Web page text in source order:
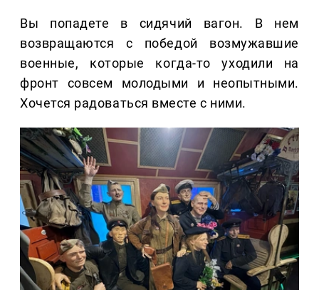
Вы попадете в сидячий вагон. В нем
возвращаются с победой возмужавшие
военные, которые когда-то уходили на
фронт совсем молодыми и неопытными.
Хочется радоваться вместе с ними.